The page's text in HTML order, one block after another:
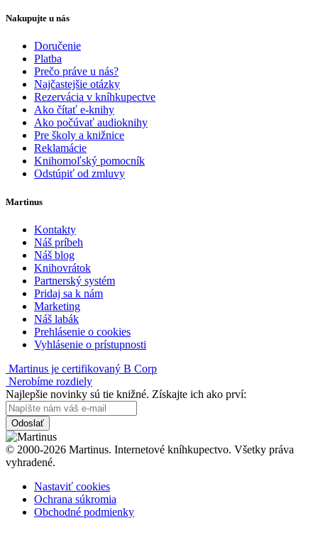
Nakupujte u nás
Doručenie
Platba
Prečo práve u nás?
Najčastejšie otázky
Rezervácia v kníhkupectve
Ako čítať e-knihy
Ako počúvať audioknihy
Pre školy a knižnice
Reklamácie
Knihomoľský pomocník
Odstúpiť od zmluvy
Martinus
Kontakty
Náš príbeh
Náš blog
Knihovrátok
Partnerský systém
Pridaj sa k nám
Marketing
Náš labák
Prehlásenie o cookies
Vyhlásenie o prístupnosti
Martinus je certifikovaný B Corp
Nerobíme rozdiely
Najlepšie novinky sú tie knižné. Získajte ich ako prví:
Odoslať
© 2000-2026 Martinus. Internetové kníhkupectvo. Všetky práva
vyhradené.
Nastaviť cookies
Ochrana súkromia
Obchodné podmienky